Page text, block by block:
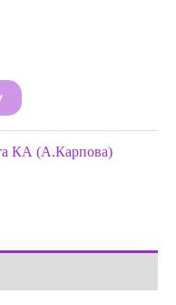
КА (А.Карпова)